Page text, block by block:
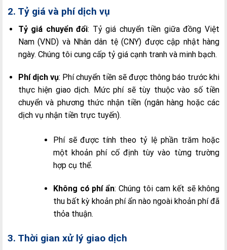
2. Tỷ giá và phí dịch vụ
Tỷ giá chuyển đổi: Tỷ giá chuyển tiền giữa đồng Việt
Nam (VND) và Nhân dân tệ (CNY) được cập nhật hàng
ngày. Chúng tôi cung cấp tỷ giá cạnh tranh và minh bạch.
Phí dịch vụ: Phí chuyển tiền sẽ được thông báo trước khi
thực hiện giao dịch. Mức phí sẽ tùy thuộc vào số tiền
chuyển và phương thức nhận tiền (ngân hàng hoặc các
dịch vụ nhận tiền trực tuyến).
Phí sẽ được tính theo tỷ lệ phần trăm hoặc
một khoản phí cố định tùy vào từng trường
hợp cụ thể.
Không có phí ẩn: Chúng tôi cam kết sẽ không
thu bất kỳ khoản phí ẩn nào ngoài khoản phí đã
thỏa thuận.
3. Thời gian xử lý giao dịch